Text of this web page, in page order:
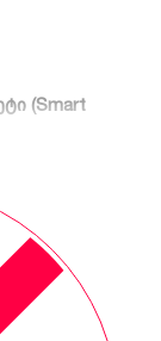
(Smart
და